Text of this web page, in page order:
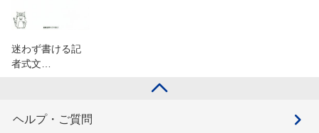
迷わず書ける記
者式文…
ヘルプ・ご質問